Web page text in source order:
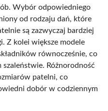
Wybór odpowiedniego
od rodzaju dań, które
są zazwyczaj bardziej
Z kolei większe modele
równocześnie, co
Różnorodność
patelni, co
dobór w codziennym